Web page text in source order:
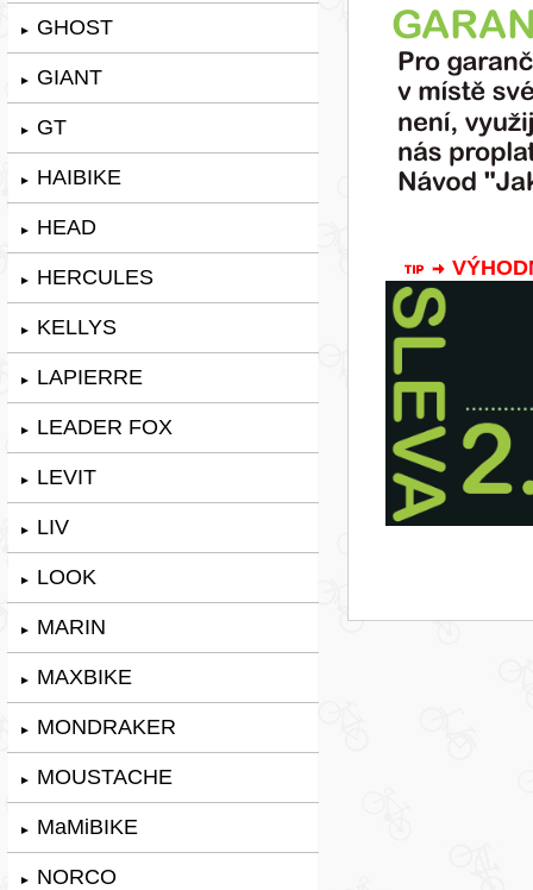
► GHOST
► GIANT
► GT
► HAIBIKE
► HEAD
► HERCULES
► KELLYS
► LAPIERRE
► LEADER FOX
► LEVIT
► LIV
► LOOK
► MARIN
► MAXBIKE
► MONDRAKER
► MOUSTACHE
► MaMiBIKE
► NORCO